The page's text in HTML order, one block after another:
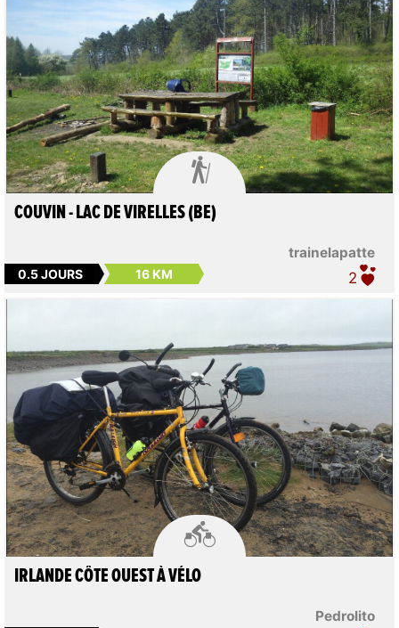

trainelapatte
COUVIN - LAC DE VIRELLES (BE)
0.5 JOURS 16 KM 2

Pedrolito
IRLANDE CÔTE OUEST À VÉLO